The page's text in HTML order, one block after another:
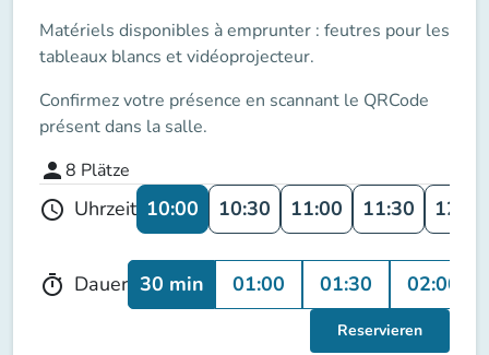
Matériels disponibles à emprunter : feutres pour les
tableaux blancs et vidéoprojecteur.
Confirmez votre présence en scannant le QRCode
présent dans la salle.
person8 Plätze
schedule Uhrzeit 10:00 10:30 11:00 11:30 12:00
timer Dauer 30 min 01:00 01:30 02:00
Reservieren